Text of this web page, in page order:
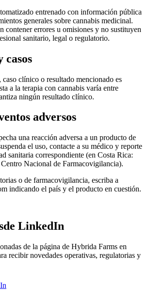
entrenado con información pública
generales sobre cannabis medicinal.
contener errores u omisiones y no sustituyen
sanitario, legal o regulatorio.
casos
clínico o resultado mencionado es
a la terapia con cannabis varía entre
ningún resultado clínico.
adversos
una reacción adversa a un producto de
el uso, contacte a su médico y reporte
sanitaria correspondiente (en Costa Rica:
Nacional de Farmacovigilancia).
o de farmacovigilancia, escriba a
indicando el país y el producto en cuestión.
LinkedIn
de la página de Hybrida Farms en
recibir novedades operativas, regulatorias y